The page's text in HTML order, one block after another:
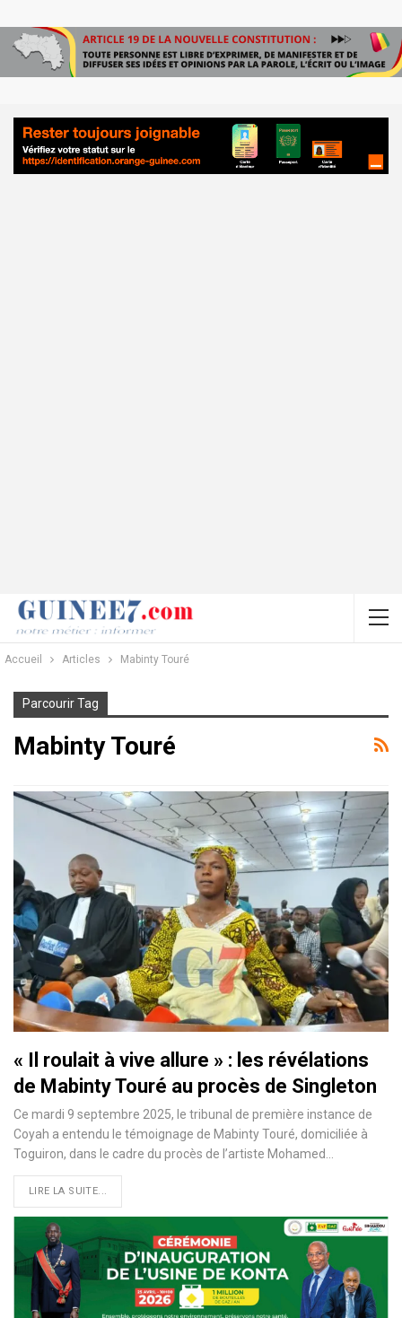
Accueil Articles Mabinty Touré
Parcourir Tag
Mabinty Touré
« Il roulait à vive allure » : les révélations
de Mabinty Touré au procès de Singleton
Ce mardi 9 septembre 2025, le tribunal de première instance de
Coyah a entendu le témoignage de Mabinty Touré, domiciliée à
Toguiron, dans le cadre du procès de l’artiste Mohamed…
LIRE LA SUITE...